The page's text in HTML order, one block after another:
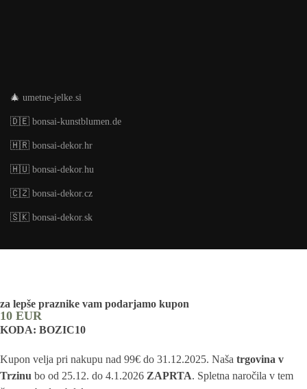
🎄 umetne-jelke.si
🇩🇪 bonsai-kunstblumen.de
🇭🇷 bonsai-dekor.hr
🇭🇺 bonsai-dekor.hu
🇨🇿 bonsai-dekor.cz
🇸🇰 bonsai-dekor.sk
za lepše praznike vam podarjamo kupon
10 EUR
KODA: BOZIC10
Kupon velja pri nakupu nad 99€ do 31.12.2025. Naša trgovina v
Trzinu bo od 25.12. do 4.1.2026 ZAPRTA. Spletna naročila v tem